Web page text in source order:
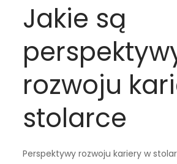
Jakie są
rozwoju
stolarce
Perspektywy rozwoju kariery w